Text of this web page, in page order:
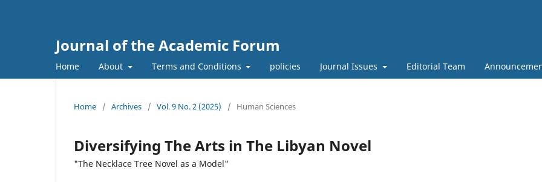
Journal of the Academic Forum
Home About Terms and Conditions policies Journal Issues Editorial Team
Home / Archives / Vol. 9 No. 2 (2025) / Human Sciences
Diversifying The Arts in The Libyan Novel
"The Necklace Tree Novel as a Model"